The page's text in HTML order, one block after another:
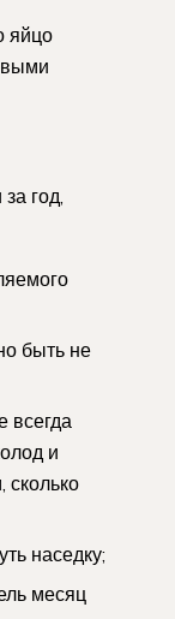
яйцо
год,
быть не
всегда
и
сколько
наседку;
месяц